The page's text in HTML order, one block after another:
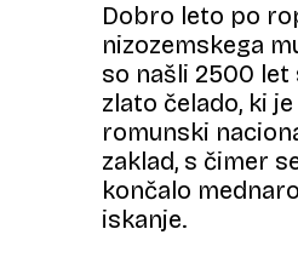
Dobro leto po
nizozemskega
so našli 2500 let
zlato čelado, ki je
romunski
zaklad, s čimer
končalo
iskanje.